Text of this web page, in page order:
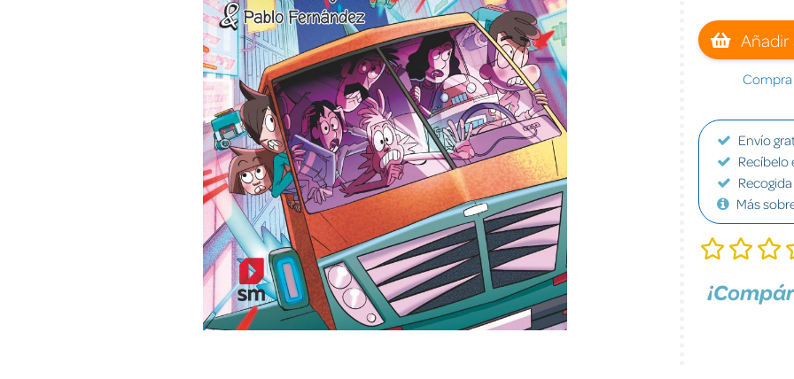
Añadir
Compra
Envío
Recíbelo
Más